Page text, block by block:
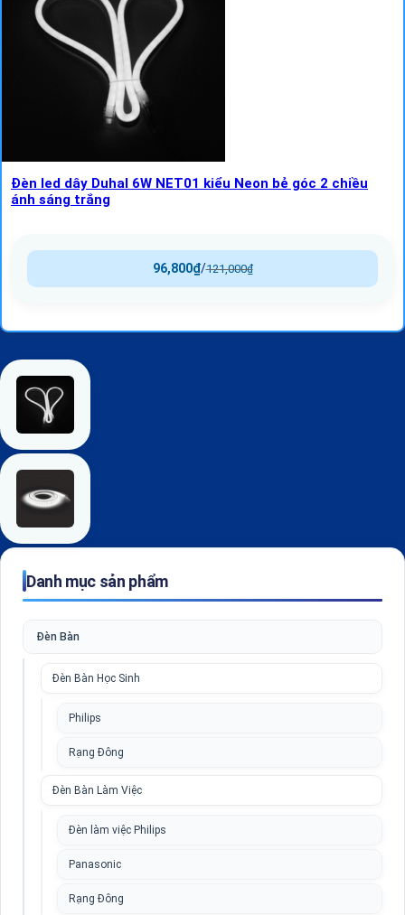
Đèn led dây Duhal 6W NET01 kiểu Neon bẻ góc 2 chiều
ánh sáng trắng
121,000₫
/
96,800₫
Danh mục sản phẩm
Đèn Bàn
Đèn Bàn Học Sinh
Philips
Rạng Đông
Đèn Bàn Làm Việc
Đèn làm việc Philips
Panasonic
Rạng Đông